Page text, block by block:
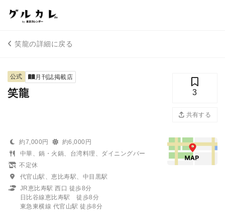
笑龍の詳細に戻る
公式 月刊誌掲載店
笑龍 3
共有する
約7,000円
約6,000円
中華、鍋・火鍋、台湾料理、ダイニングバー
不定休
代官山駅、恵比寿駅、中目黒駅
JR恵比寿駅 西口 徒歩8分
日比谷線恵比寿駅 徒歩8分
東急東横線 代官山駅 徒歩8分